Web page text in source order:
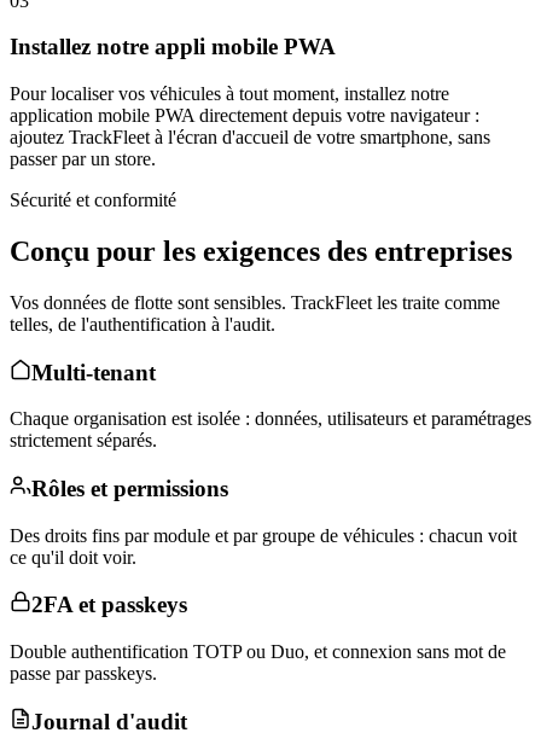
Installez notre appli mobile PWA
Pour localiser vos véhicules à tout moment, installez notre
application mobile PWA directement depuis votre navigateur :
ajoutez TrackFleet à l'écran d'accueil de votre smartphone, sans
passer par un store.
Sécurité et conformité
Conçu pour les exigences des entreprises
Vos données de flotte sont sensibles. TrackFleet les traite comme
telles, de l'authentification à l'audit.
Multi-tenant
Chaque organisation est isolée : données, utilisateurs et paramétrages
strictement séparés.
Rôles et permissions
Des droits fins par module et par groupe de véhicules : chacun voit
ce qu'il doit voir.
2FA et passkeys
Double authentification TOTP ou Duo, et connexion sans mot de
passe par passkeys.
Journal d'audit